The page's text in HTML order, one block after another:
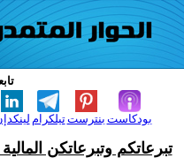
تيلكرامبنترست بودكاست
تبرعاتكم وتبرعاتكن